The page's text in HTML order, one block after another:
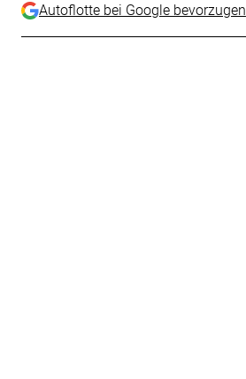
Autoflotte bei Google bevorzugen